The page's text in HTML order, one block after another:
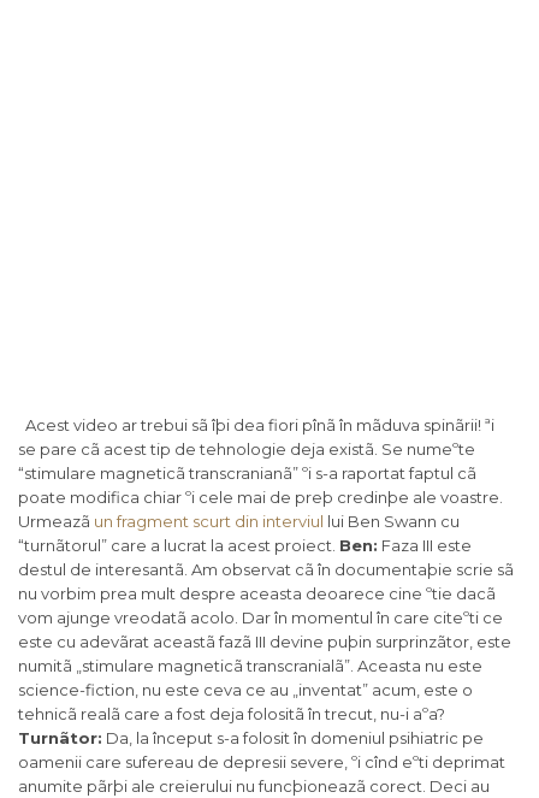
Acest video ar trebui sã îþi dea fiori pînã în mãduva spinãrii! ªi
se pare cã acest tip de tehnologie deja existã. Se numeºte
“stimulare magneticã transcranianã” ºi s-a raportat faptul cã
poate modifica chiar ºi cele mai de preþ credinþe ale voastre.
Urmeazã un fragment scurt din interviul lui Ben Swann cu
“turnãtorul” care a lucrat la acest proiect. Ben: Faza III este
destul de interesantã. Am observat cã în documentaþie scrie sã
nu vorbim prea mult despre aceasta deoarece cine ºtie dacã
vom ajunge vreodatã acolo. Dar în momentul în care citeºti ce
este cu adevãrat aceastã fazã III devine puþin surprinzãtor, este
numitã „stimulare magneticã transcranialã”. Aceasta nu este
science-fiction, nu este ceva ce au „inventat” acum, este o
tehnicã realã care a fost deja folositã în trecut, nu-i aºa?
Turnãtor: Da, la început s-a folosit în domeniul psihiatric pe
oamenii care sufereau de depresii severe, ºi cînd eºti deprimat
anumite pãrþi ale creierului nu funcþioneazã corect. Deci au